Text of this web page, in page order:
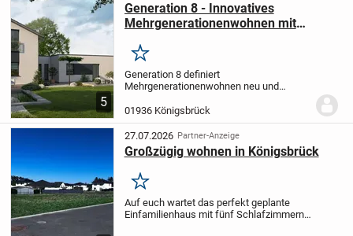
5
Generation 8 - Innovatives
Mehrgenerationenwohnen mit
Merken
Generation 8 definiert
Mehrgenerationenwohnen neu und
Wohneinheiten unter einem Dach bietet
dieses Haus ein besonderes Konzept: Die
zweite Wohneinheit befindet sich in...
01936 Königsbrück
27.07.2026 Partner-Anzeige
Großzügig wohnen in Königsbrück
Merken
Auf euch wartet das perfekt geplante
Einfamilienhaus mit fünf Schlafzimmern!